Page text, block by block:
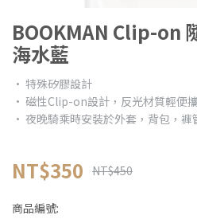
BOOKMAN Clip-on
海水藍
• 特殊矽膠設計
• 磁性Clip-on設計，反光材質輕便
• 夜晚騎乘時安裝於外套，背包，
NT$350 NT$450
商品編號: